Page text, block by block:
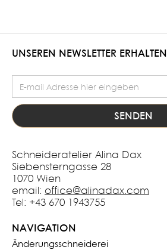
UNSEREN NEWSLETTER ERHALTEN
Schneideratelier Alina Dax
Siebensterngasse 28
1070 Wien
email: office@alinadax.com
Tel: +43 670 1943755
NAVIGATION
Änderungsschneiderei